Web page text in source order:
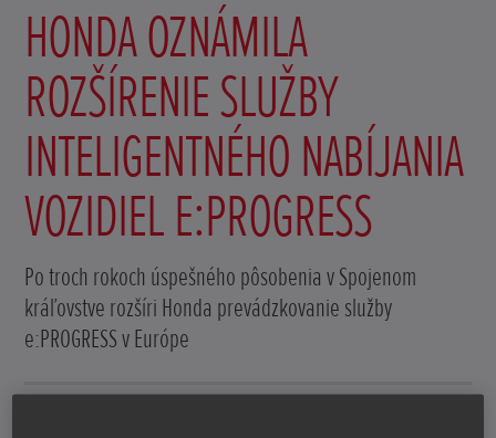
HONDA OZNÁMILA
ROZŠÍRENIE SLUŽBY
INTELIGENTNÉHO NABÍJANIA
VOZIDIEL E:PROGRESS
Po troch rokoch úspešného pôsobenia v Spojenom
kráľovstve rozšíri Honda prevádzkovanie služby
e:PROGRESS v Európe
12. mája 2023